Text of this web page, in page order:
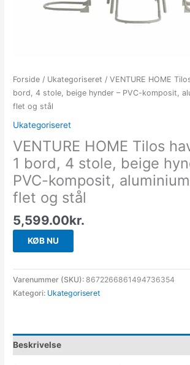
Forside / Ukategoriseret / VENTURE HOME
bord, 4 stole, beige hynder – PVC-komposit,
flet og stål
Ukategoriseret
VENTURE HOME Tilos
1 bord, 4 stole, beige
PVC-komposit,
flet og stål
5,599.00kr.
KØB NU
Varenummer (SKU):8672266861494736354
Kategori: Ukategoriseret
Beskrivelse